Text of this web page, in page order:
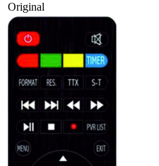
Original